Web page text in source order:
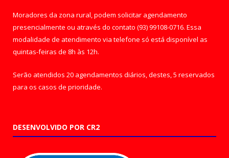
Moradores da zona rural, podem solicitar agendamento
presencialmente ou através do contato (93) 99108-0716. Essa
modalidade de atendimento via telefone só está disponível as
quintas-feiras de 8h às 12h.
Serão atendidos 20 agendamentos diários, destes, 5 reservados
para os casos de prioridade.
DESENVOLVIDO POR CR2